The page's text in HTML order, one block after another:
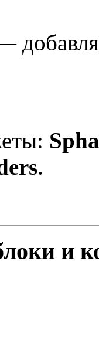
.
и